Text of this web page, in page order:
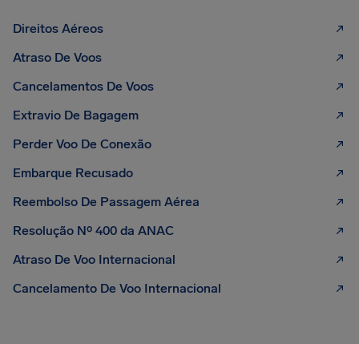
Direitos Aéreos
Atraso De Voos
Cancelamentos De Voos
Extravio De Bagagem
Perder Voo De Conexão
Embarque Recusado
Reembolso De Passagem Aérea
Resolução Nº 400 da ANAC
Atraso De Voo Internacional
Cancelamento De Voo Internacional